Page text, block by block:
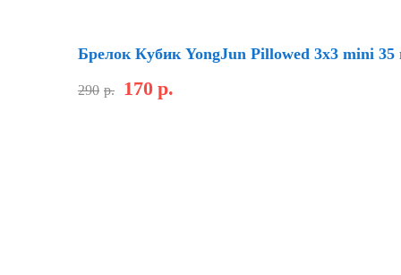
Брелок Кубик YongJun Pillowed 3х3 mini 35
290 р. 170 р.